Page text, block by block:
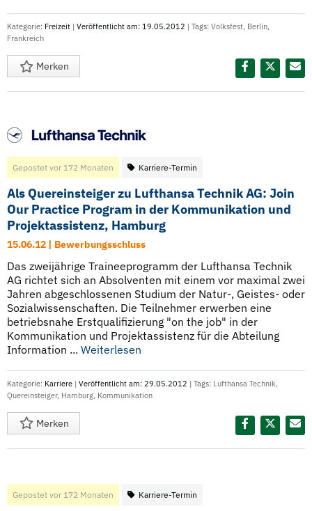
Kategorie: Freizeit | Veröffentlicht am: 19.05.2012 | Tags: Volksfest, Berlin,
Frankreich
Merken
Gepostet vor 172 Monaten Karriere-Termin
Als Quereinsteiger zu Lufthansa Technik AG: Join
Our Practice Program in der Kommunikation und
Projektassistenz, Hamburg
15.06.12 | Bewerbungsschluss
Das zweijährige Traineeprogramm der Lufthansa Technik
AG richtet sich an Absolventen mit einem vor maximal zwei
Jahren abgeschlossenen Studium der Natur-, Geistes- oder
Sozialwissenschaften. Die Teilnehmer erwerben eine
betriebsnahe Erstqualifizierung "on the job" in der
Kommunikation und Projektassistenz für die Abteilung
Information ... Weiterlesen
Kategorie: Karriere | Veröffentlicht am: 29.05.2012 | Tags: Lufthansa Technik,
Quereinsteiger, Hamburg, Kommunikation
Merken
Gepostet vor 172 Monaten Karriere-Termin